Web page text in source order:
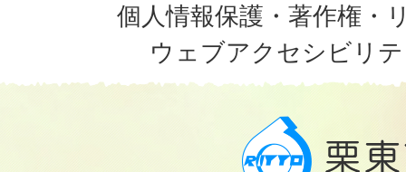
個人情報保護・著作権・
ウェブアクセシビリ